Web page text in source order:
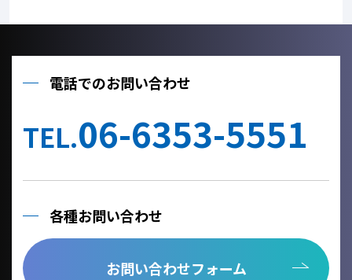
電話でのお問い合わせ
TEL.06-6353-5551
各種お問い合わせ
お問い合わせフォーム